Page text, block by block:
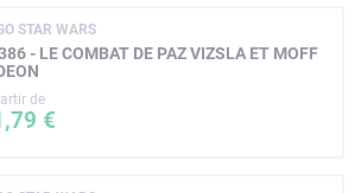
STAR WARS
- LE COMBAT DE PAZ VIZSLA ET MOFF
de
€